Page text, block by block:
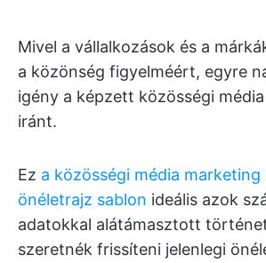
Mivel a vállalkozások és a
a közönség figyelméért, egyre
igény a képzett közösségi
iránt.
Ez a közösségi média
önéletrajz sablon ideális azok
adatokkal alátámasztott
szeretnék frissíteni jelenlegi